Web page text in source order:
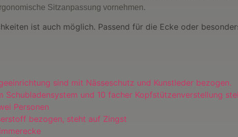
Sitzanpassung vornehmen.
ist auch möglich. Passend für die Ecke oder
sind mit Nässeschutz und Kunstleder bezogen.
Schubladensystem und 10 facher Kopfstützenverstellung
Personen
bezogen, steht auf Zingst